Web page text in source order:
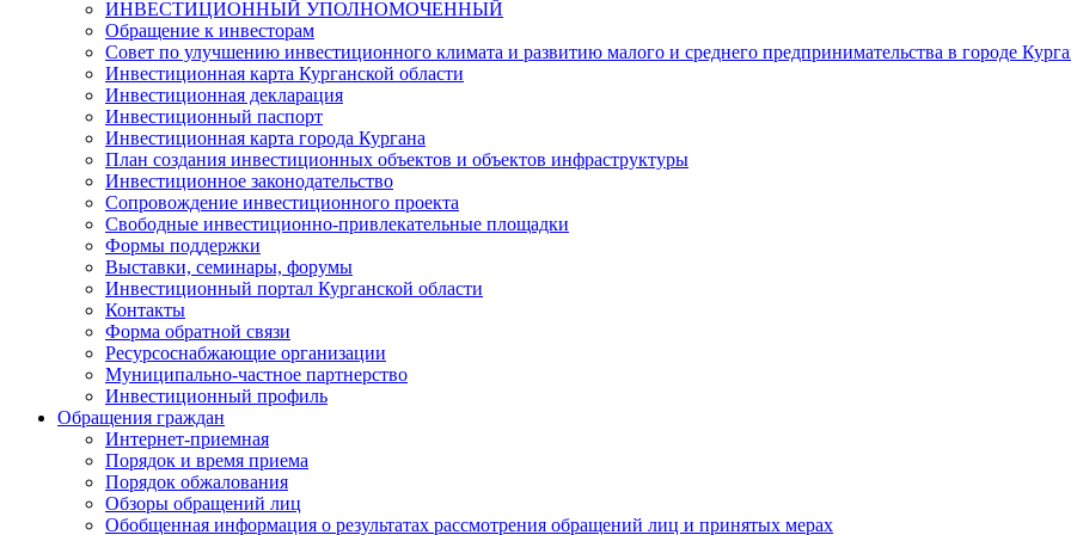
ИНВЕСТИЦИОННЫЙ УПОЛНОМОЧЕННЫЙ
Обращение к инвесторам
Совет по улучшению инвестиционного климата и развитию малого и среднего предпринимательства в городе
Инвестиционная карта Курганской области
Инвестиционная декларация
Инвестиционный паспорт
Инвестиционная карта города Кургана
План создания инвестиционных объектов и объектов инфраструктуры
Инвестиционное законодательство
Сопровождение инвестиционного проекта
Свободные инвестиционно-привлекательные площадки
Формы поддержки
Выставки, семинары, форумы
Инвестиционный портал Курганской области
Контакты
Форма обратной связи
Ресурсоснабжающие организации
Муниципально-частное партнерство
Инвестиционный профиль
Обращения граждан
Интернет-приемная
Порядок и время приема
Порядок обжалования
Обзоры обращений лиц
Обобщенная информация о результатах рассмотрения обращений лиц и принятых мерах